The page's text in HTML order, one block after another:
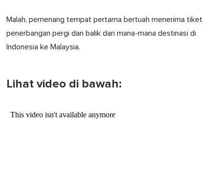
Malah, pemenang tempat pertama bertuah menerima tiket
penerbangan pergi dan balik dari mana-mana destinasi di
Indonesia ke Malaysia.
Lihat video di bawah: